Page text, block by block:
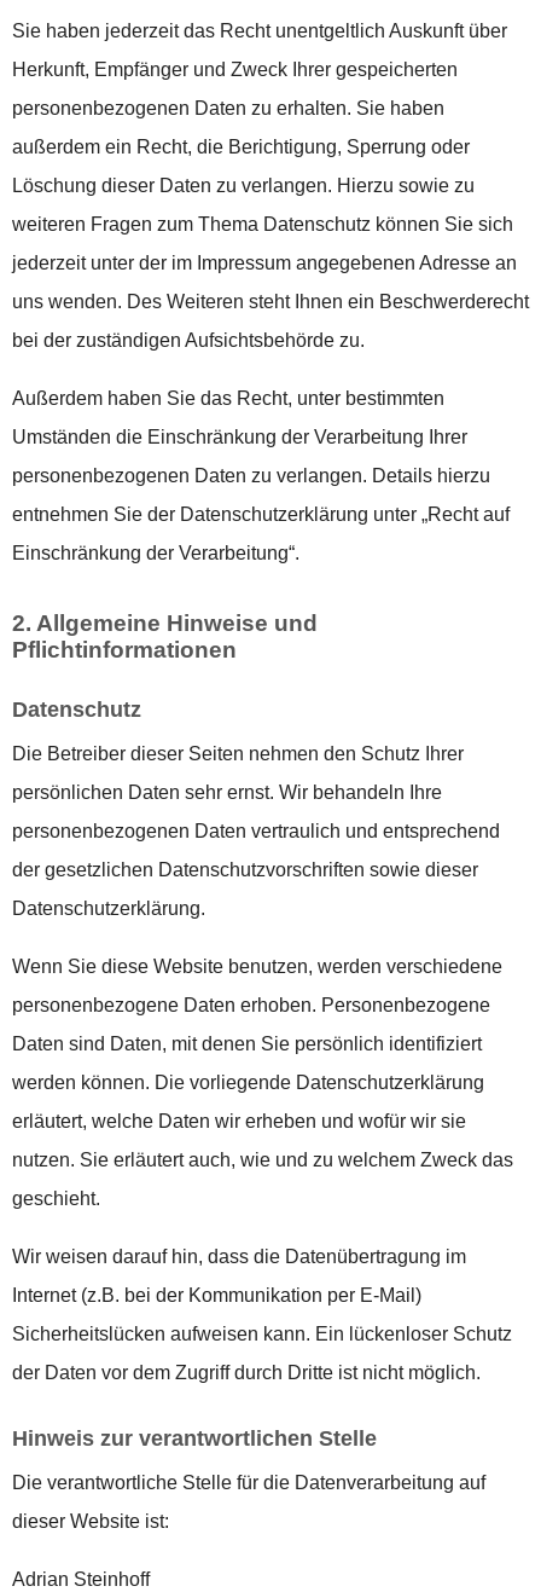
Sie haben jederzeit das Recht unentgeltlich Auskunft über
Herkunft, Empfänger und Zweck Ihrer gespeicherten
personenbezogenen Daten zu erhalten. Sie haben
außerdem ein Recht, die Berichtigung, Sperrung oder
Löschung dieser Daten zu verlangen. Hierzu sowie zu
weiteren Fragen zum Thema Datenschutz können Sie sich
jederzeit unter der im Impressum angegebenen Adresse an
uns wenden. Des Weiteren steht Ihnen ein Beschwerderecht
bei der zuständigen Aufsichtsbehörde zu.
Außerdem haben Sie das Recht, unter bestimmten
Umständen die Einschränkung der Verarbeitung Ihrer
personenbezogenen Daten zu verlangen. Details hierzu
entnehmen Sie der Datenschutzerklärung unter „Recht auf
Einschränkung der Verarbeitung“.
2. Allgemeine Hinweise und
Pflichtinformationen
Datenschutz
Die Betreiber dieser Seiten nehmen den Schutz Ihrer
persönlichen Daten sehr ernst. Wir behandeln Ihre
personenbezogenen Daten vertraulich und entsprechend
der gesetzlichen Datenschutzvorschriften sowie dieser
Datenschutzerklärung.
Wenn Sie diese Website benutzen, werden verschiedene
personenbezogene Daten erhoben. Personenbezogene
Daten sind Daten, mit denen Sie persönlich identifiziert
werden können. Die vorliegende Datenschutzerklärung
erläutert, welche Daten wir erheben und wofür wir sie
nutzen. Sie erläutert auch, wie und zu welchem Zweck das
geschieht.
Wir weisen darauf hin, dass die Datenübertragung im
Internet (z.B. bei der Kommunikation per E-Mail)
Sicherheitslücken aufweisen kann. Ein lückenloser Schutz
der Daten vor dem Zugriff durch Dritte ist nicht möglich.
Hinweis zur verantwortlichen Stelle
Die verantwortliche Stelle für die Datenverarbeitung auf
dieser Website ist:
Adrian Steinhoff